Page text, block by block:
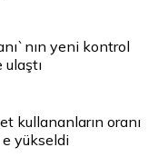
yeni kontrol
kullananların oranı
yükseldi